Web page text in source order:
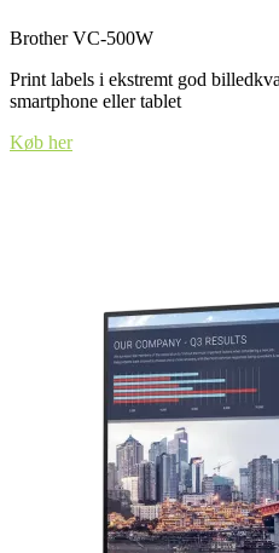
Brother VC-500W
Print labels i ekstremt god
smartphone eller tablet
Køb her